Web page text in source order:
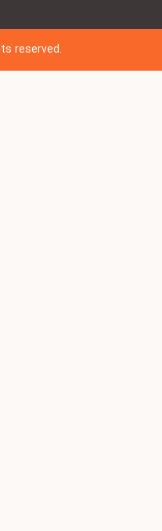
reserved.